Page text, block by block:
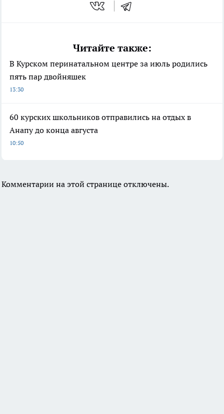
Читайте также:
В Курском перинатальном центре за июль родились
пять пар двойняшек
13:30
60 курских школьников отправились на отдых в
Анапу до конца августа
10:50
Комментарии на этой странице отключены.